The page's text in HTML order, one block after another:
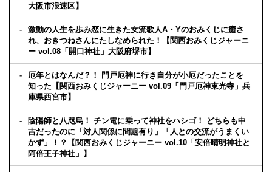
大阪市浪速区】
激動の人生を歩み恋に生きた女流歌人A・Yのおみくじに癒さ
れ、おきつねさんにたしなめられた！【関西おみくじジャーニ
ー vol.08「開口神社」大阪府堺市】
厄年とはなんだ？！ 門戸厄神に行き自分が小厄だったことを
知った【関西おみくじジャーニー vol.09「門戸厄神東光寺」兵
庫県西宮市】
陰陽師と八咫烏！ チン電に乗って神社をハシゴ！ どちらも中
吉だったのに「対人関係に問題有り」「人との交流がうまくい
かず」！？【関西おみくじジャーニー vol.10「安倍晴明神社と
阿倍王子神社」】